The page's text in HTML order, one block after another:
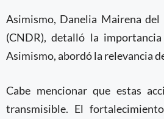
Asimismo, Danelia Mairena
(CNDR), detalló la
Asimismo, abordó la relevancia
Cabe mencionar que estas
transmisible. El